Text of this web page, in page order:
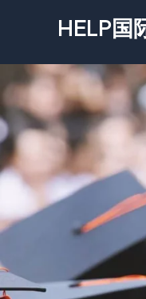
容
HELP国